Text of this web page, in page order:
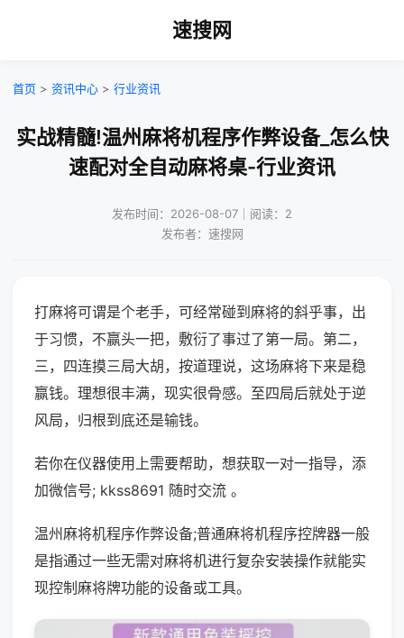
速搜网
首页 > 资讯中心 > 行业资讯
实战精髓!温州麻将机程序作弊设备_怎么快
速配对全自动麻将桌-行业资讯
发布时间：2026-08-07｜阅读：2
发布者：速搜网
打麻将可谓是个老手，可经常碰到麻将的斜乎事，出
于习惯，不赢头一把，敷衍了事过了第一局。第二，
三，四连摸三局大胡，按道理说，这场麻将下来是稳
赢钱。理想很丰满，现实很骨感。至四局后就处于逆
风局，归根到底还是输钱。
若你在仪器使用上需要帮助，想获取一对一指导，添
加微信号; kkss8691 随时交流 。
温州麻将机程序作弊设备;普通麻将机程序控牌器一般
是指通过一些无需对麻将机进行复杂安装操作就能实
现控制麻将牌功能的设备或工具。